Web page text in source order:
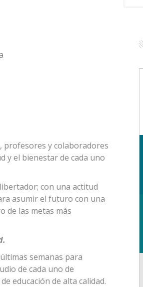
profesores y colaboradores
y el bienestar de cada uno
con una actitud
asumir el futuro con una
de las metas más
semanas para
de cada uno de
educación de alta calidad.